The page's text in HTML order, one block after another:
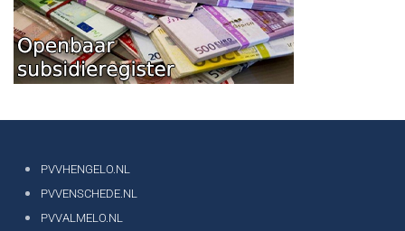
PVVHENGELO.NL
PVVENSCHEDE.NL
PVVALMELO.NL